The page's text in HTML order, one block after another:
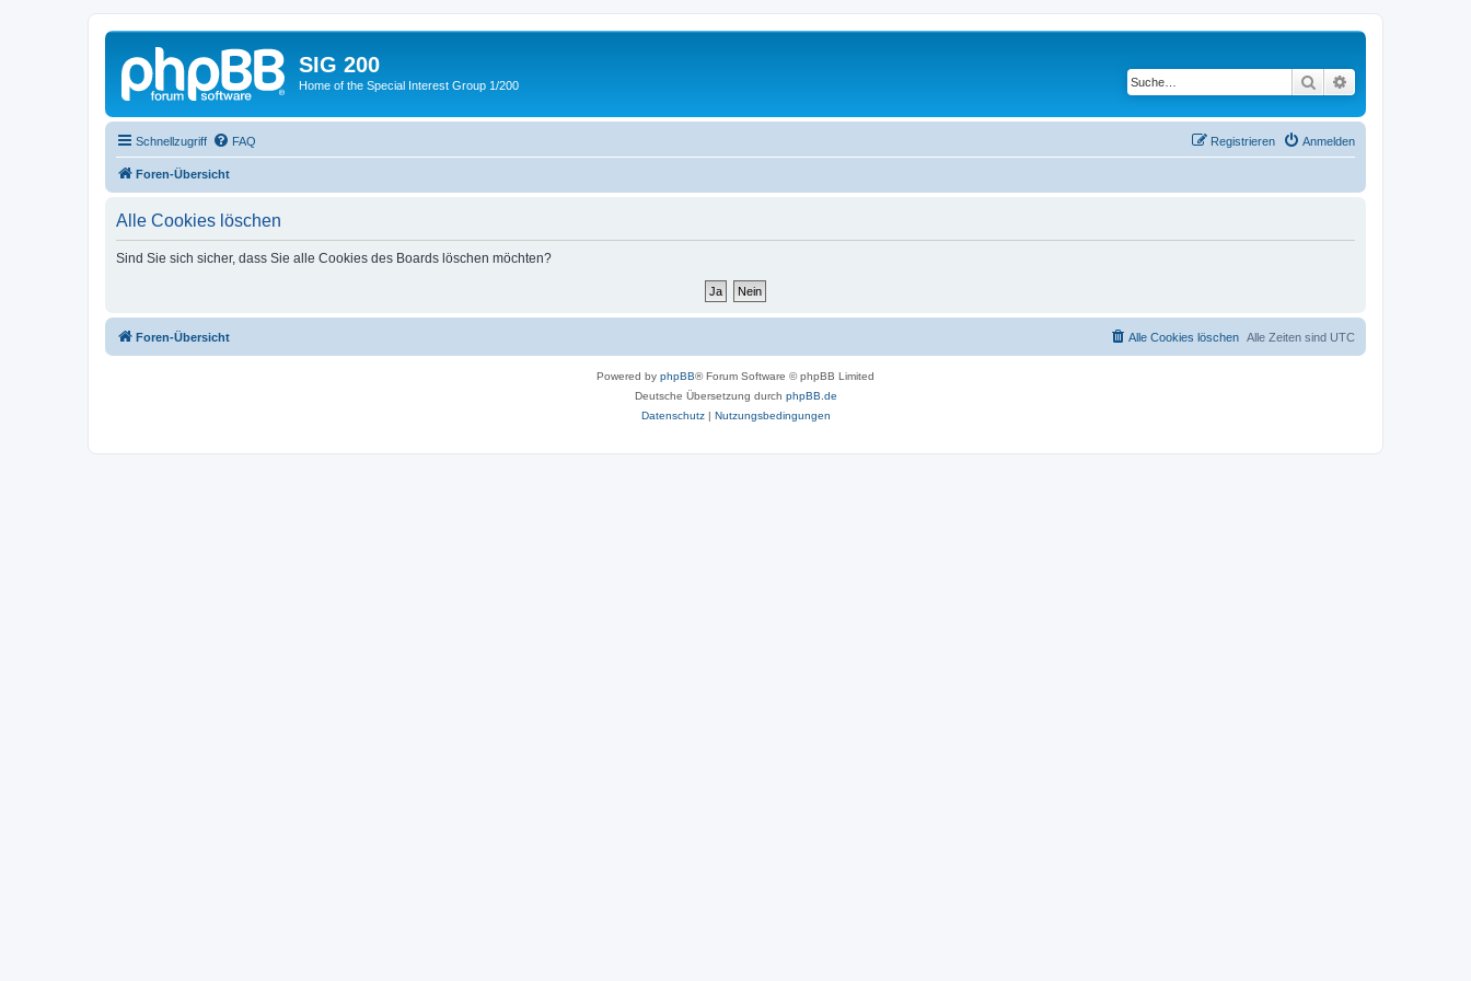
SIG 200
Home of the Special Interest Group 1/200 Suche
Schnellzugriff FAQ Anmelden
Registrieren
Foren-Übersicht
Alle Cookies löschen
Sind Sie sich sicher, dass Sie alle Cookies des Boards löschen möchten?
Foren-Übersicht Alle Zeiten sind UTC
Alle Cookies löschen
Powered by phpBB® Forum Software © phpBB Limited
Deutsche Übersetzung durch phpBB.de
Datenschutz| Nutzungsbedingungen